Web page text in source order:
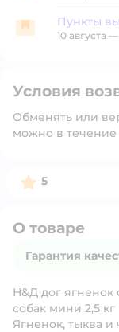
Пункты выдачи
Пункты
10 августа —
Условия
Обменять или
можно в течение
Рейтинг:
5
О товаре
Гарантия
Н&Д дог ягненок
собак мини 2,5 кг
Ягненок, тыква и